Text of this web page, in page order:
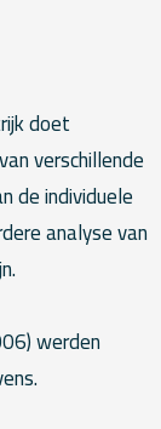
doet
verschillende
de individuele
analyse van
werden